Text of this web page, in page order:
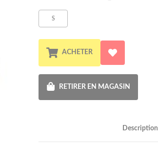
S
ACHETER
RETIRER EN MAGASIN
Description